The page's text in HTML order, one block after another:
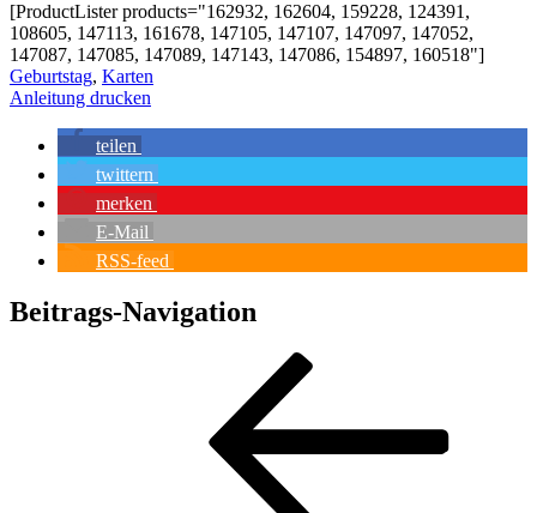
[ProductLister products="162932, 162604, 159228, 124391,
108605, 147113, 161678, 147105, 147107, 147097, 147052,
147087, 147085, 147089, 147143, 147086, 154897, 160518"]
Geburtstag, Karten
Anleitung drucken
teilen
twittern
merken
E-Mail
RSS-feed
Beitrags-Navigation